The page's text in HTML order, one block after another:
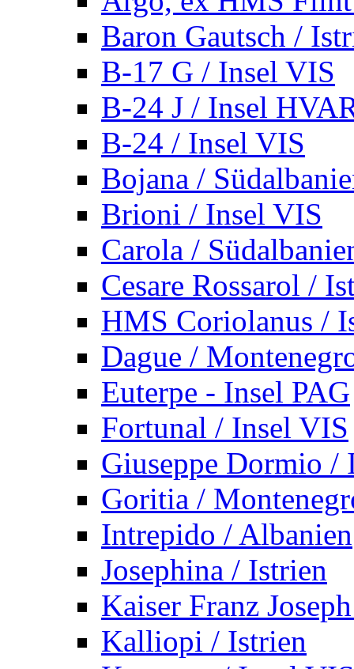
Baron Gautsch /
B-17 G / Insel VIS
B-24 J / Insel
B-24 / Insel VIS
Bojana /
Brioni / Insel VIS
Carola /
Cesare Rossarol /
HMS Coriolanus /
Dague /
Euterpe - Insel PAG
Fortunal / Insel VIS
Giuseppe Dormio /
Goritia /
Intrepido / Albanien
Josephina / Istrien
Kaiser Franz
Kalliopi / Istrien